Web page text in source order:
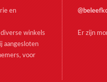
en
winkels
aangesloten
voor
Er zijn